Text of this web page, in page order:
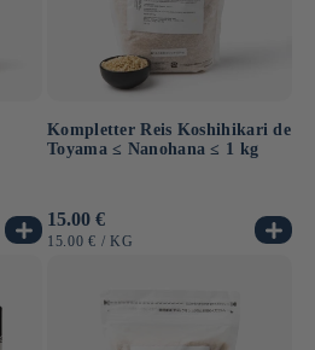
Kompletter Reis Koshihikari de
Toyama ≤ Nanohana ≤ 1 kg
Normaler
Preis
15.00 €
GRUNDPREIS
15.00 € / PRO
KG